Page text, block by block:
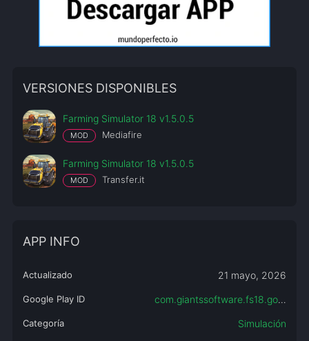
VERSIONES DISPONIBLES
Farming Simulator 18 v1.5.0.5
MOD Mediafire
Farming Simulator 18 v1.5.0.5
MOD Transfer.it
APP INFO
Actualizado 21 mayo, 2026
Google Play ID com.giantssoftware.fs18.google
Categoría Simulación